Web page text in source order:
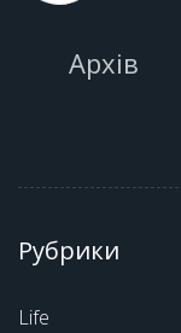
Архів
Рубрики
Life